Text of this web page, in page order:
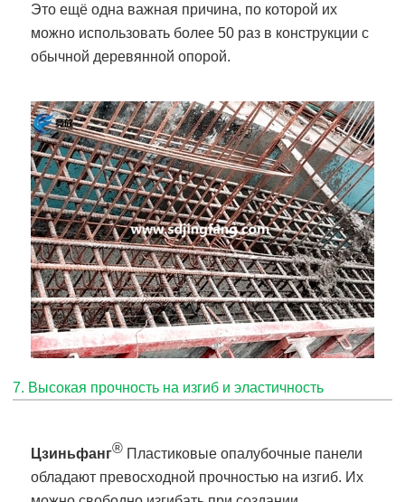
Это ещё одна важная причина, по которой их
можно использовать более 50 раз в конструкции с
обычной деревянной опорой.
7. Высокая прочность на изгиб и эластичность
Цзиньфанг® Пластиковые опалубочные панели
обладают превосходной прочностью на изгиб. Их